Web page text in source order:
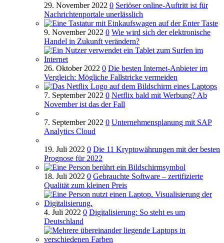
29. November 2022 0 Seriöser online-Auftritt ist für
Nachrichtenportale unerlässlich
9. November 2022 0 Wie wird sich der elektronische
Handel in Zukunft verändern?
26. Oktober 2022 0 Die besten Internet-Anbieter im
Vergleich: Mögliche Fallstricke vermeiden
7. September 2022 0 Netflix bald mit Werbung? Ab
November ist das der Fall
7. September 2022 0 Unternehmensplanung mit SAP
Analytics Cloud
19. Juli 2022 0 Die 11 Kryptowährungen mit der besten
Prognose für 2022
18. Juli 2022 0 Gebrauchte Software – zertifizierte
Qualität zum kleinen Preis
4. Juli 2022 0 Digitalisierung: So steht es um
Deutschland